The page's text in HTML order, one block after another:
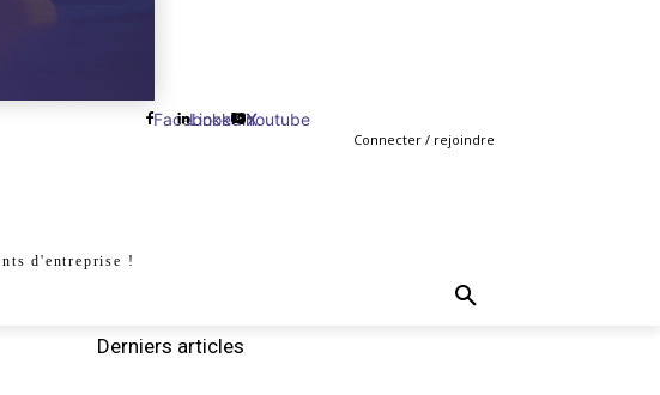
Facebook
Linkedin
X
Youtube
Connecter / rejoindre
d'entreprise !
Derniers articles